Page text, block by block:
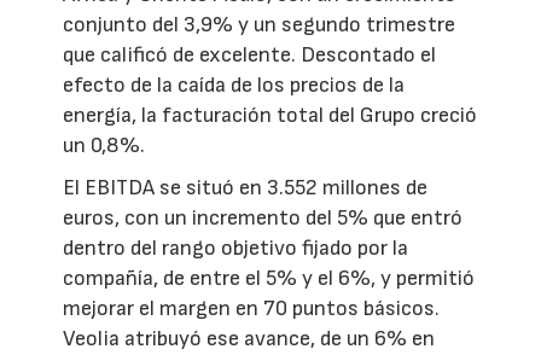
conjunto del 3,9% y un segundo trimestre
que calificó de excelente. Descontado el
efecto de la caída de los precios de la
energía, la facturación total del Grupo creció
un 0,8%.
El EBITDA se situó en 3.552 millones de
euros, con un incremento del 5% que entró
dentro del rango objetivo fijado por la
compañía, de entre el 5% y el 6%, y permitió
mejorar el margen en 70 puntos básicos.
Veolia atribuyó ese avance, de un 6% en